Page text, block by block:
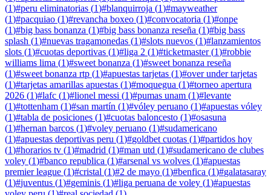
(1)#peru eliminatorias (1)#blanquirroja (1)#mayweather
(1)#pacquiao (1)#revancha boxeo (1)#convocatoria (1)#onpe
(1)#big bass bonanza (1)#big bass bonanza reseña (1)#big bass
splash (1)#nuevas tragamonedas (1)#slots nuevos (1)#lanzamientos
slots (1)#cuotas deportivas (1)#liga 2 (1)#ticketmaster(1)#robbie
williams lima (1)#sweet bonanza (1)#sweet bonanza reseña
(1)#sweet bonanza rtp (1)#apuestas tarjetas (1)#over under tarjetas
(1)#tarjetas amarillas apuestas (1)#moquegua (1)#torneo apertura
2026 (1)#lafc (1)#lionel messi (1)#pumas unam (1)#levante
(1)#tottenham (1)#san martín (1)#vóley peruano (1)#apuestas vóley
(1)#tabla de posiciones (1)#cuotas baloncesto (1)#osasuna
(1)#hernan barcos (1)#voley peruano (1)#sudamericano
(1)#apuestas deportivas peru (1)#goldbet cuotas (1)#partidos hoy
(1)#horarios tv (1)#madrid (1)#man utd (1)#sudamericano de clubes
voley (1)#banco republica (1)#arsenal vs wolves (1)#apuestas
premier league (1)#cristal (1)#2 de mayo (1)#benfica (1)#galatasaray
(1)#juventus (1)#geminis (1)#liga peruana de voley (1)#apuestas